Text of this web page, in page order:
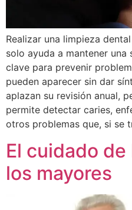
Realizar una limpieza
solo ayuda a mantener una
clave para prevenir
pueden aparecer sin dar
aplazan su revisión anual,
permite detectar caries,
otros problemas que, si se
El cuidado
los mayores